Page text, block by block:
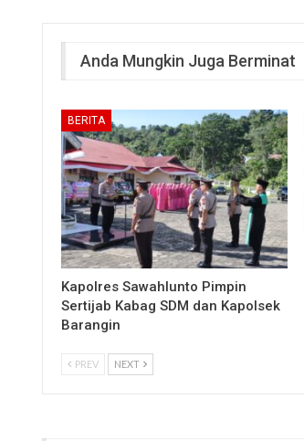
Anda Mungkin Juga Berminat
BERITA
Kapolres Sawahlunto Pimpin
Sertijab Kabag SDM dan Kapolsek
Barangin
PREV NEXT